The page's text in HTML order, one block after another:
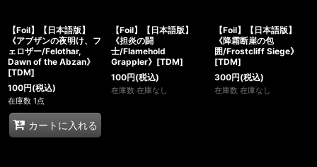
【Foil】【日本語版】
《アブザンの夜明け、フ
ェロザー/Felothar,
Dawn of the Abzan》
[TDM]
100円(税込)
在庫数 1点
カートに入れる
【Foil】【日本語版】
《担炎の闘
士/Flamehold
Grappler》[TDM]
100円(税込)
在庫数 在庫なし
【Foil】【日本語版】
《降霜断崖の包
囲/Frostcliff Siege》
[TDM]
300円(税込)
在庫数 在庫なし